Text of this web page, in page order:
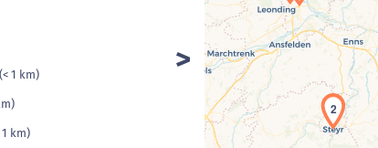
(< 1 km)
1 km)
2